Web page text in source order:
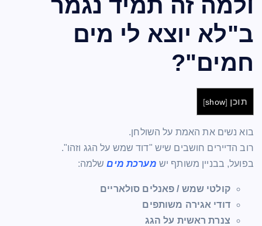
ולמה זה תמיד נגמר
ב"לא יוצא לי מים
חמים"?
תוכן [
show
]
בוא נשים את האמת על השולחן.
רוב הדיירים חושבים שיש "דוד שמש על הגג וזהו".
בפועל, בבניין משותף יש מערכת מיםשלמה:
קולטי שמש / פאנלים סולאריים
דודי אגירה משותפים
צנרת ראשית על הגג